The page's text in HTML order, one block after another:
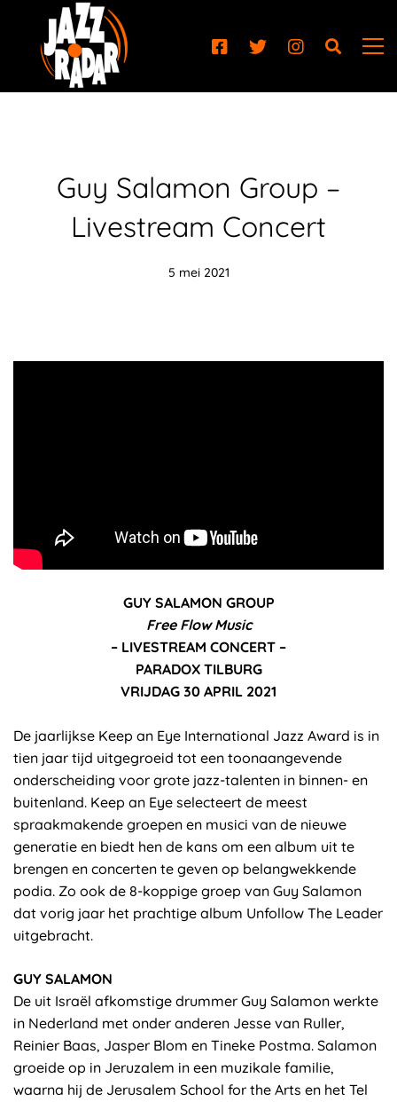
Guy Salamon Group –
Livestream Concert
5 mei 2021
GUY SALAMON GROUP
Free Flow Music
– LIVESTREAM CONCERT –
PARADOX TILBURG
VRIJDAG 30 APRIL 2021
De jaarlijkse Keep an Eye International Jazz Award is in
tien jaar tijd uitgegroeid tot een toonaangevende
onderscheiding voor grote jazz-talenten in binnen- en
buitenland. Keep an Eye selecteert de meest
spraakmakende groepen en musici van de nieuwe
generatie en biedt hen de kans om een album uit te
brengen en concerten te geven op belangwekkende
podia. Zo ook de 8-koppige groep van Guy Salamon
dat vorig jaar het prachtige album Unfollow The Leader
uitgebracht.
GUY SALAMON
De uit Israël afkomstige drummer Guy Salamon werkte
in Nederland met onder anderen Jesse van Ruller,
Reinier Baas, Jasper Blom en Tineke Postma. Salamon
groeide op in Jeruzalem in een muzikale familie,
waarna hij de Jerusalem School for the Arts en het Tel